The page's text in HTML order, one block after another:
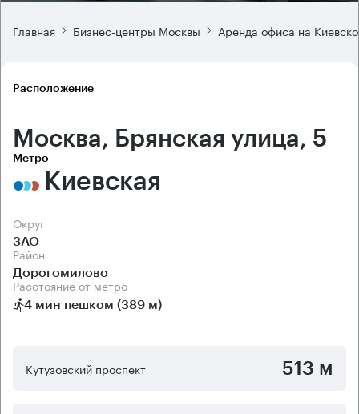
Главная Бизнес-центры Москвы Аренда офиса на
Расположение
Москва, Брянская улица, 5
Метро
Киевская
Округ
ЗАО
Район
Дорогомилово
Расстояние от метро
4 мин пешком (389 м)
Кутузовский проспект 513 м